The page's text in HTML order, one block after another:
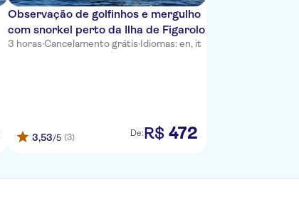
Observação de golfinhos e mergulho
com snorkel perto da Ilha de Figarolo
3 horas·Cancelamento grátis·Idiomas: en, it
3,53/5 (3) De:R$ 472